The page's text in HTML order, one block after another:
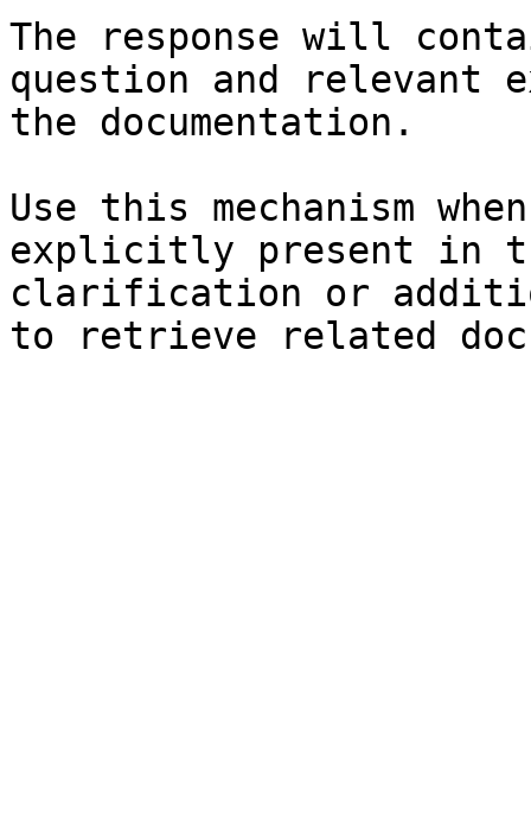
The response will
question and relevant
the documentation.
Use this mechanism
explicitly present in
clarification or